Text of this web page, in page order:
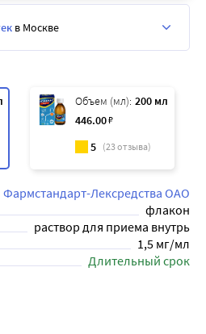
Объем (мл): 200 мл
446.00₽
5 (23отзыва)
Фармстандарт-Лексредства ОАО
флакон
раствор для приема внутрь
1,5 мг/мл
Длительный срок
в Москве